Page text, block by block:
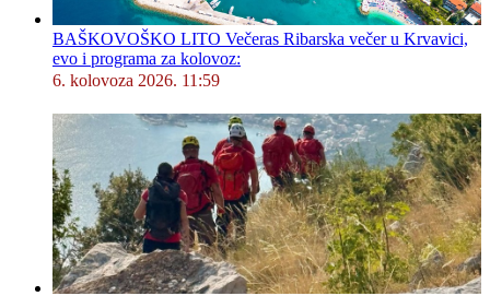
BAŠKOVOŠKO LITO Večeras Ribarska večer u Krvavici,
evo i programa za kolovoz:
6. kolovoza 2026. 11:59